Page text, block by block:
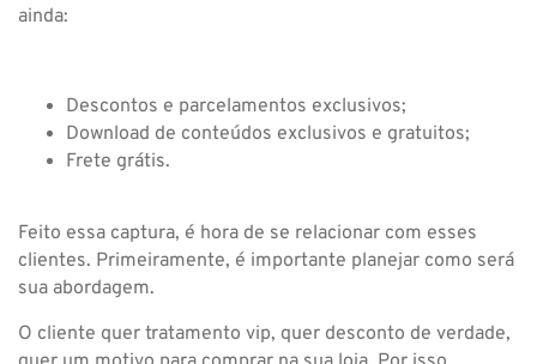
ainda:
Descontos e parcelamentos exclusivos;
Download de conteúdos exclusivos e gratuitos;
Frete grátis.
Feito essa captura, é hora de se relacionar com esses
clientes. Primeiramente, é importante planejar como será
sua abordagem.
O cliente quer tratamento vip, quer desconto de verdade,